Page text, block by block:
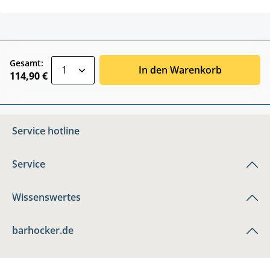
Gesamt:
114,90 € In den Warenkorb
Service hotline
Service
Wissenswertes
barhocker.de